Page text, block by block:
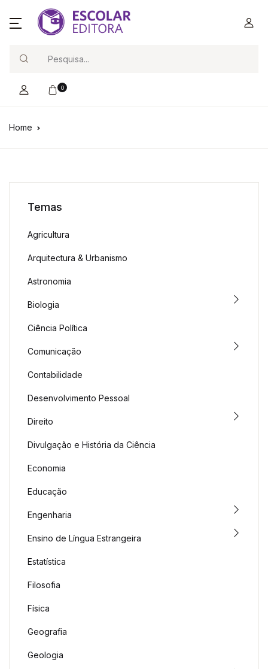
0
Home
Temas
Agricultura
Arquitectura & Urbanismo
Astronomia
Biologia
Ciência Política
Comunicação
Contabilidade
Desenvolvimento Pessoal
Direito
Divulgação e História da Ciência
Economia
Educação
Engenharia
Ensino de Língua Estrangeira
Estatística
Filosofia
Física
Geografia
Geologia